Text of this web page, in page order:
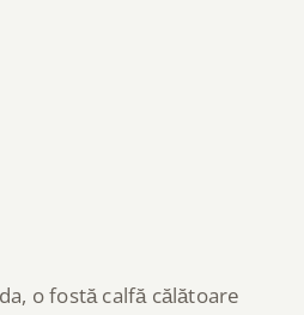
o fostă calfă călătoare